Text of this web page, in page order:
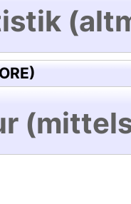
(mittels